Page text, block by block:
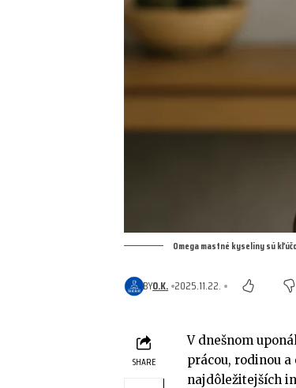
Omega mastné kyseliny sú
BYO.K. 2025.11.22.
SHARE
V dnešnom
prácou, rodinou a
najdôležitejších